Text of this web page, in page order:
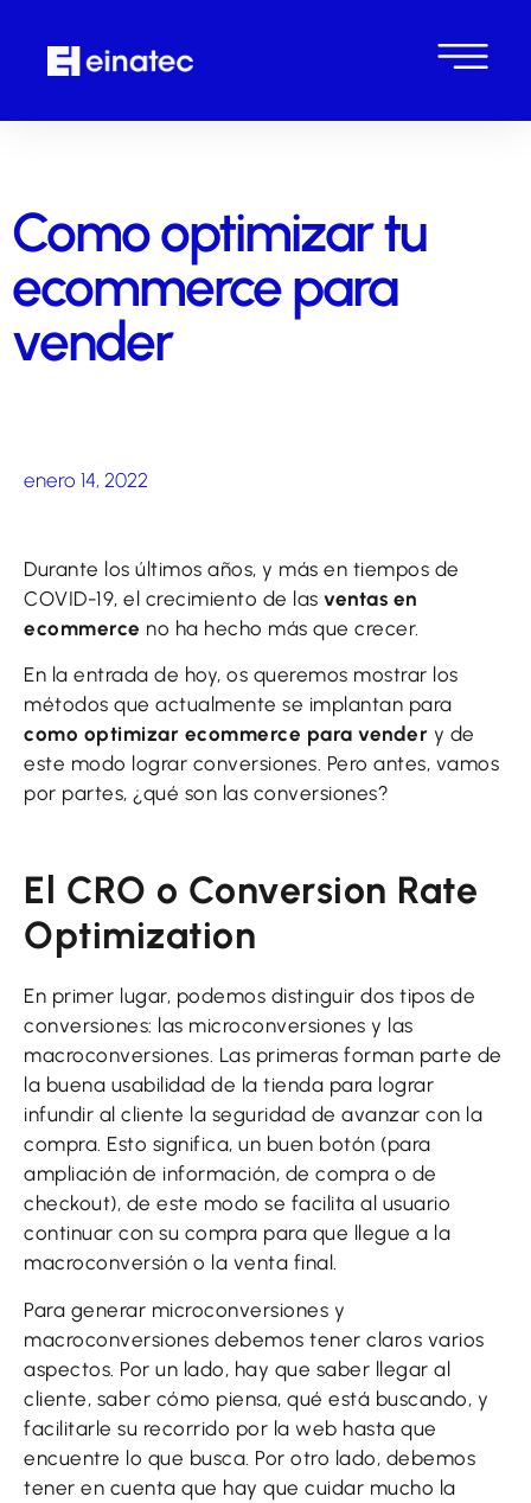
Como optimizar tu
ecommerce para
vender
enero 14, 2022
Durante los últimos años, y más en tiempos de
COVID-19, el crecimiento de las ventas en
ecommerce no ha hecho más que crecer.
En la entrada de hoy, os queremos mostrar los
métodos que actualmente se implantan para
como optimizar ecommerce para vender y de
este modo lograr conversiones. Pero antes, vamos
por partes, ¿qué son las conversiones?
El CRO o Conversion Rate
Optimization
En primer lugar, podemos distinguir dos tipos de
conversiones: las microconversiones y las
macroconversiones. Las primeras forman parte de
la buena usabilidad de la tienda para lograr
infundir al cliente la seguridad de avanzar con la
compra. Esto significa, un buen botón (para
ampliación de información, de compra o de
checkout), de este modo se facilita al usuario
continuar con su compra para que llegue a la
macroconversión o la venta final.
Para generar microconversiones y
macroconversiones debemos tener claros varios
aspectos. Por un lado, hay que saber llegar al
cliente, saber cómo piensa, qué está buscando, y
facilitarle su recorrido por la web hasta que
encuentre lo que busca. Por otro lado, debemos
tener en cuenta que hay que cuidar mucho la